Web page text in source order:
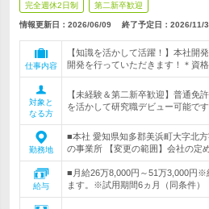
完全週休2日制 第二新卒歓迎
情報更新日：2026/06/09 終了予定日： 2026/11/
仕事内容
【知識を活かして活躍！】本社開
開発を行っていただきます！＊資
対象と
なる方
【未経験＆第二新卒歓迎】普通免
を活かして研究職デビュー可能です
勤務地
■本社 愛知県知多郡美浜町大字北
の事業所 【変更の範囲】会社の定
給与
■月給26万8,000円～51万3,000円※
ます。※試用期間6ヵ月（同条件）